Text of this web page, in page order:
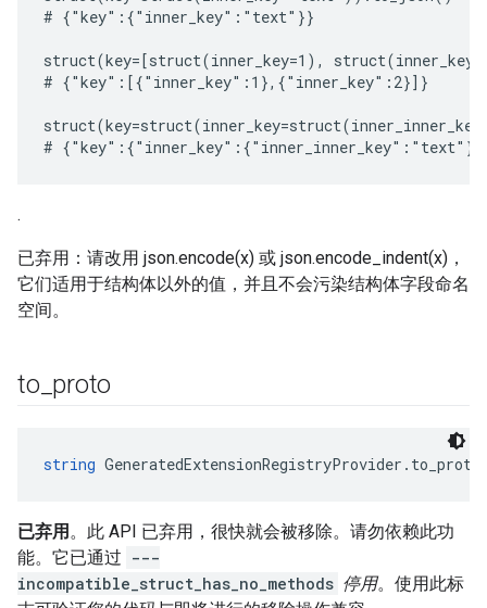
# {"key":{"inner_key":"text"}}
struct(key=[struct(inner_key=1),
# {"key":[{"inner_key":1},{"inner_key":2}]}
.
已弃用：请改用 json.encode(x) 或 json.encode_indent(x)，
它们适用于结构体以外的值，并且不会污染结构体字段命名
空间。
to proto
string
已弃用 。此 API 已弃用，很快就会被移除。请勿依赖此功
能。它已通过 ---
incompatible_struct_has_no_methods 停用。使用此标